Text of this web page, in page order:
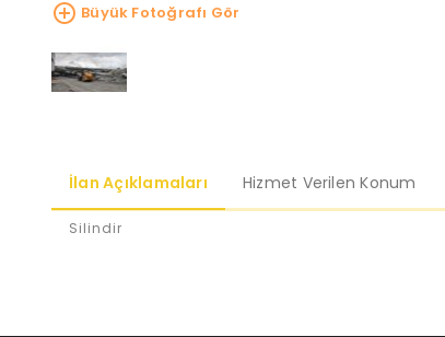
Büyük Fotoğrafı Gör
İlan Açıklamaları Hizmet Verilen Konum
Silindir